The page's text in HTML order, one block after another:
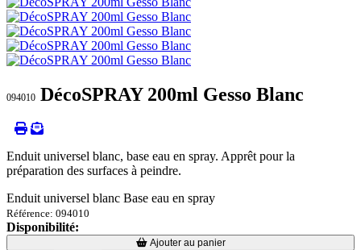
094010 DécoSPRAY 200ml Gesso Blanc
Enduit universel blanc, base eau en spray. Apprêt pour la
préparation des surfaces à peindre.
Enduit universel blanc Base eau en spray
Référence: 094010
Disponibilité:
Loading...
Loading... Ajouter au panier